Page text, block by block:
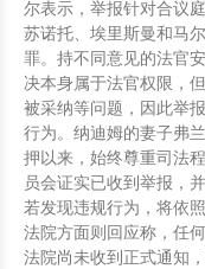
尔表示，举报针对合议
苏诺托、埃里斯曼和马
罪。持不同意见的法官安迪・
决本身属于法官权限，
被采纳等问题，因此举
行为。纳迪姆的妻子弗
押以来，始终尊重司法程序
员会证实已收到举报，
若发现违规行为，将依照既定程
法院方面则回应称，任
法院尚未收到正式通知，不便发